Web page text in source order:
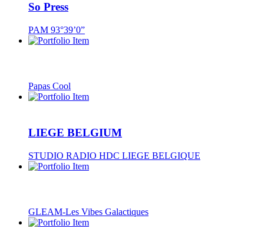
So Press
PAM 93°39’0”
Papas Cool
LIEGE BELGIUM
STUDIO RADIO HDC LIEGE BELGIQUE
GLEAM-Les Vibes Galactiques